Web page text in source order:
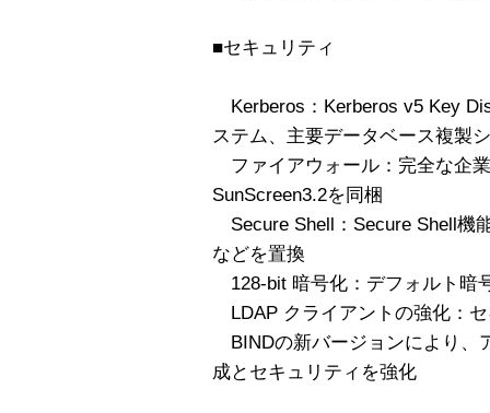
■セキュリティ
Kerberos：Kerberos v5 Key
ステム、主要データベース複製
ファイアウォール：完全な企
SunScreen3.2を同梱
Secure Shell：Secure Shell機
などを置換
128-bit 暗号化：デフォルト暗
LDAP クライアントの強化：
BINDの新バージョンにより、
成とセキュリティを強化